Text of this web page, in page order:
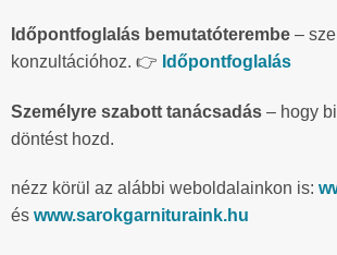
Időpontfoglalás bemutatóterembe –
konzultációhoz. 👉 Időpontfoglalás
Személyre szabott tanácsadás – hogy
döntést hozd.
nézz körül az alábbi weboldalainkon is:
és www.sarokgarnituraink.hu